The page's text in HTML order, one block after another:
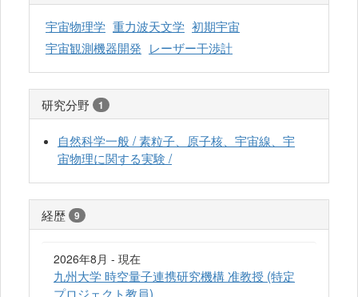
宇宙物理学 重力波天文学 初期宇宙
宇宙観測機器開発 レーザー干渉計
研究分野 1
自然科学一般 / 素粒子、原子核、宇宙線、宇
宙物理に関する実験 /
経歴 9
2026年8月 - 現在
九州大学 時空量子連携研究機構 准教授 (特定
プロジェクト教員)